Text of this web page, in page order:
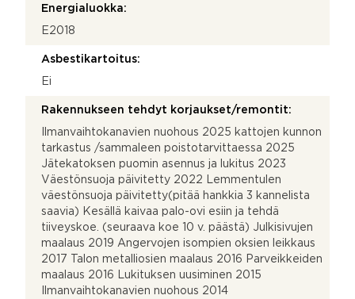
Energialuokka:
E2018
Asbestikartoitus:
Ei
Rakennukseen tehdyt korjaukset/remontit:
Ilmanvaihtokanavien nuohous 2025 kattojen kunnon
tarkastus /sammaleen poistotarvittaessa 2025
Jätekatoksen puomin asennus ja lukitus 2023
Väestönsuoja päivitetty 2022 Lemmentulen
väestönsuoja päivitetty(pitää hankkia 3 kannelista
saavia) Kesällä kaivaa palo-ovi esiin ja tehdä
tiiveyskoe. (seuraava koe 10 v. päästä) Julkisivujen
maalaus 2019 Angervojen isompien oksien leikkaus
2017 Talon metalliosien maalaus 2016 Parveikkeiden
maalaus 2016 Lukituksen uusiminen 2015
Ilmanvaihtokanavien nuohous 2014